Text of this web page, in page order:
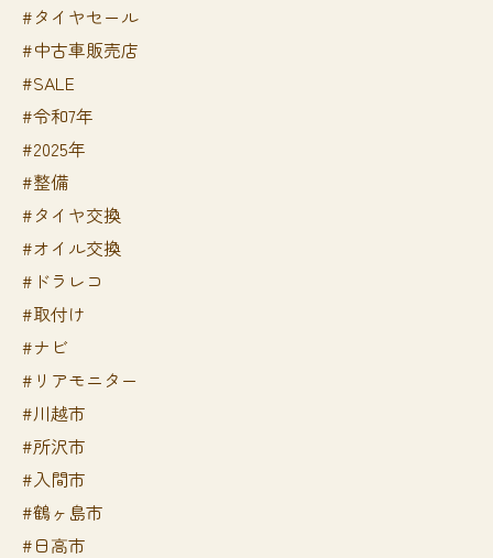
#タイヤセール
#中古車販売店
#SALE
#令和7年
#2025年
#整備
#タイヤ交換
#オイル交換
#ドラレコ
#取付け
#ナビ
#リアモニター
#川越市
#所沢市
#入間市
#鶴ヶ島市
#日高市